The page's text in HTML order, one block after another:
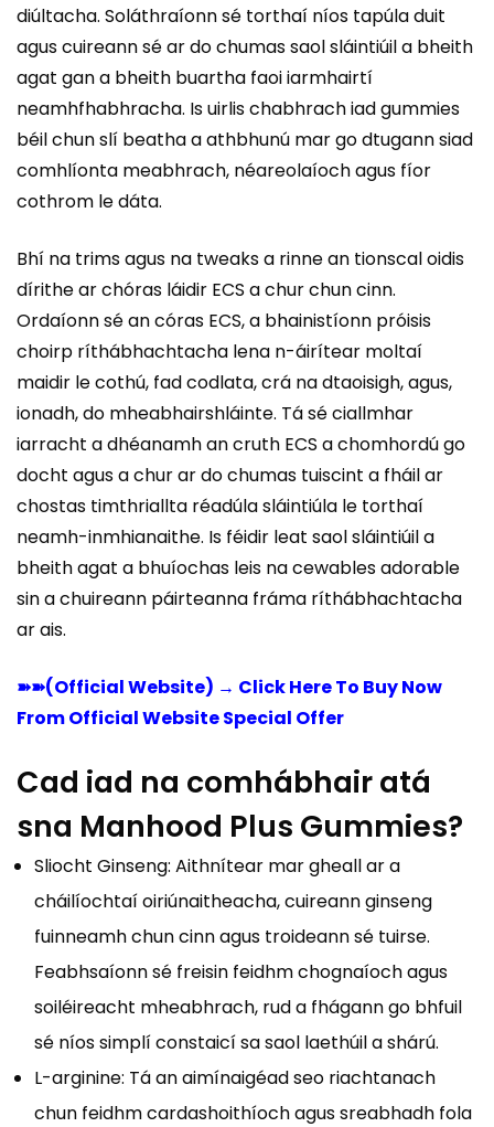
diúltacha. Soláthraíonn sé torthaí níos tapúla duit
agus cuireann sé ar do chumas saol sláintiúil a bheith
agat gan a bheith buartha faoi iarmhairtí
neamhfhabhracha. Is uirlis chabhrach iad gummies
béil chun slí beatha a athbhunú mar go dtugann siad
comhlíonta meabhrach, néareolaíoch agus fíor
cothrom le dáta.
Bhí na trims agus na tweaks a rinne an tionscal oidis
dírithe ar chóras láidir ECS a chur chun cinn.
Ordaíonn sé an córas ECS, a bhainistíonn próisis
choirp ríthábhachtacha lena n-áirítear moltaí
maidir le cothú, fad codlata, crá na dtaoisigh, agus,
ionadh, do mheabhairshláinte. Tá sé ciallmhar
iarracht a dhéanamh an cruth ECS a chomhordú go
docht agus a chur ar do chumas tuiscint a fháil ar
chostas timthriallta réadúla sláintiúla le torthaí
neamh-inmhianaithe. Is féidir leat saol sláintiúil a
bheith agat a bhuíochas leis na cewables adorable
sin a chuireann páirteanna fráma ríthábhachtacha
ar ais.
➽➽(Official Website) → Click Here To Buy Now
From Official Website Special Offer
Cad iad na comhábhair atá
sna Manhood Plus Gummies?
Sliocht Ginseng: Aithnítear mar gheall ar a
cháilíochtaí oiriúnaitheacha, cuireann ginseng
fuinneamh chun cinn agus troideann sé tuirse.
Feabhsaíonn sé freisin feidhm chognaíoch agus
soiléireacht mheabhrach, rud a fhágann go bhfuil
sé níos simplí constaicí sa saol laethúil a shárú.
L-arginine: Tá an aimínaigéad seo riachtanach
chun feidhm cardashoithíoch agus sreabhadh fola